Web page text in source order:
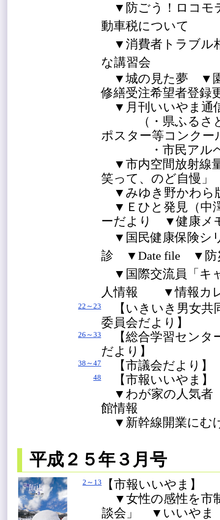
▼防ごう！ロコモ
動車税について
▼消費者トラブル
な講習会
▼城の見た夢 ▼園
修繕受注希望者登録
▼月刊いいやま通
（・県ふるさと
ポスター等コンクー
・市民アルペ
▼市内空間放射線
笑って、のど自慢」
▼みゆき野かわ
▼Ｅひと発見（
ーだより ▼健康
▼国民健康保険シ
診 ▼Date file ▼防
▼国際交流員「キ
人情報 ▼情報カ
22～23
【いきいき男女
委員会だより】
26～33
【総合学習セン
だより】
38～47 【市議会だより】
48
【市報いいやま】
▼わが家の人気者
館情報
▼新幹線開業にむ
平成２５年３月号
2～13
【市報いいやま】
▼女性の感性を市
談会」 ▼いいやま